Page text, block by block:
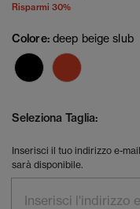
Risparmi 30%
Colore: deep beige slub
Seleziona Taglia:
Inserisci il tuo indirizzo e-
sarà disponibile.